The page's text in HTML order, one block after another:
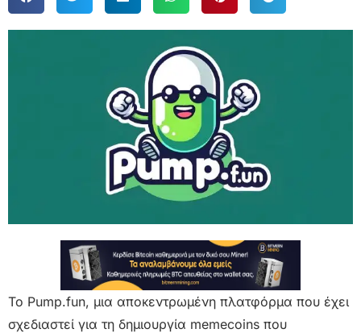
Το Pump.fun, μια αποκεντρωμένη πλατφόρμα που έχει
σχεδιαστεί για τη δημιουργία memecoins που